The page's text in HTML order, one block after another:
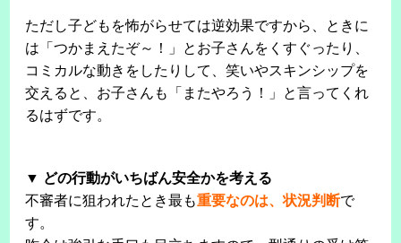
ただし子どもを怖がらせては逆効果ですから、ときに
は「つかまえたぞ～！」とお子さんをくすぐったり、
コミカルな動きをしたりして、笑いやスキンシップを
交えると、お子さんも「またやろう！」と言ってくれ
るはずです。
▼ どの行動がいちばん安全かを考える
不審者に狙われたとき最も重要なのは、状況判断で
す。